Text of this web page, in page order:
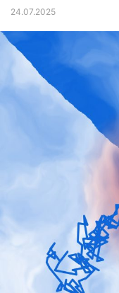
24.07.2025